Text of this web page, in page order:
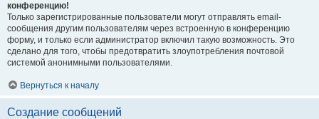
конференцию!
Только зарегистрированные пользователи могут отправлять email-
сообщения другим пользователям через встроенную в конференцию
форму, и только если администратор включил такую возможность. Это
сделано для того, чтобы предотвратить злоупотребления почтовой
системой анонимными пользователями.
Вернуться к началу
Создание сообщений